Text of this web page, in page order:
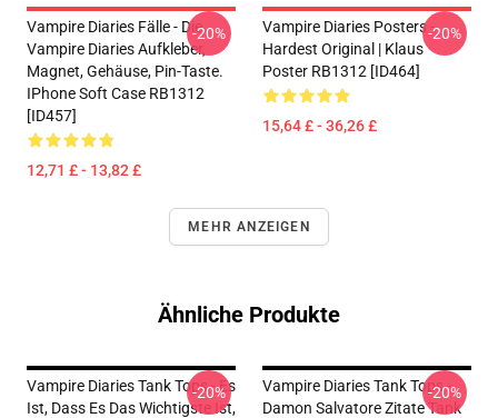
Vampire Diaries Fälle - Die
Vampire Diaries Aufkleber,
Magnet, Gehäuse, Pin-Taste.
IPhone Soft Case RB1312
[ID457]
12,71 £ - 13,82 £
-20%
Vampire Diaries Posters -
Hardest Original | Klaus
Poster RB1312 [ID464]
15,64 £ - 36,26 £
-20%
MEHR ANZEIGEN
Ähnliche Produkte
Vampire Diaries Tank Tops - Es
Ist, Dass Es Das Wichtigste Ist,
-20%
Vampire Diaries Tank Tops -
Damon Salvatore Zitate Tank
-20%